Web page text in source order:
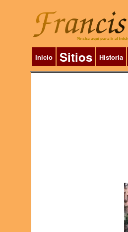
Inicio Sitios Historia